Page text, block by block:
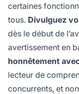
certaines
tous. Divulguez
dès le début de
avertissement en
honnêtement
lecteur de
concurrents, et